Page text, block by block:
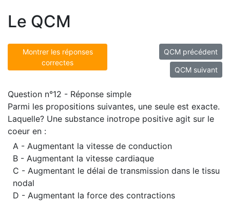
Le QCM
Montrer les réponses
correctes
QCM précédent
QCM suivant
Question n°12 - Réponse simple
Parmi les propositions suivantes, une seule est exacte.
Laquelle? Une substance inotrope positive agit sur le
coeur en :
A - Augmentant la vitesse de conduction
B - Augmentant la vitesse cardiaque
C - Augmentant le délai de transmission dans le tissu
nodal
D - Augmentant la force des contractions